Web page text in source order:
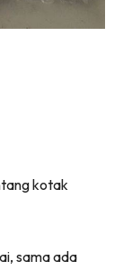
kotak
sama ada